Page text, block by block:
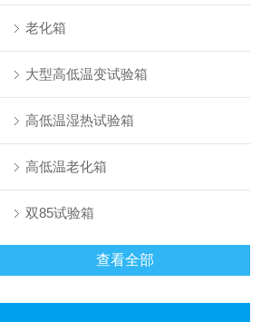
老化箱
大型高低温变试验箱
高低温湿热试验箱
高低温老化箱
双85试验箱
查看全部